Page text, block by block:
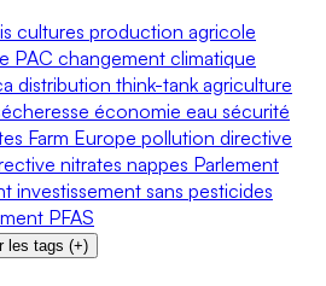
cultures production agricole
PAC changement climatique
distribution think-tank agriculture
économie eau sécurité
Farm Europe pollution directive
nitrates nappes Parlement
investissement sans pesticides
PFAS
les tags (+)